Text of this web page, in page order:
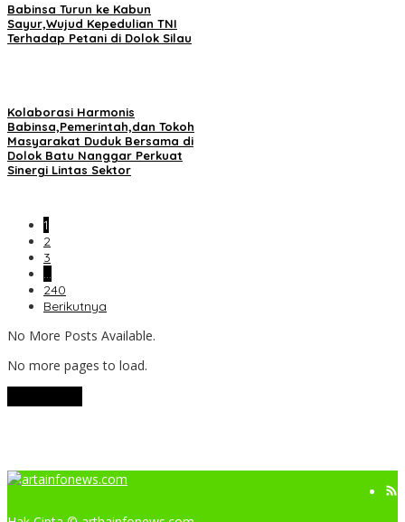
Babinsa Turun ke Kabun
Sayur,Wujud Kepedulian TNI
Terhadap Petani di Dolok Silau
Kolaborasi Harmonis
Babinsa,Pemerintah,dan Tokoh
Masyarakat Duduk Bersama di
Dolok Batu Nanggar Perkuat
Sinergi Lintas Sektor
1
2
3
…
240
Berikutnya
No More Posts Available.
No more pages to load.